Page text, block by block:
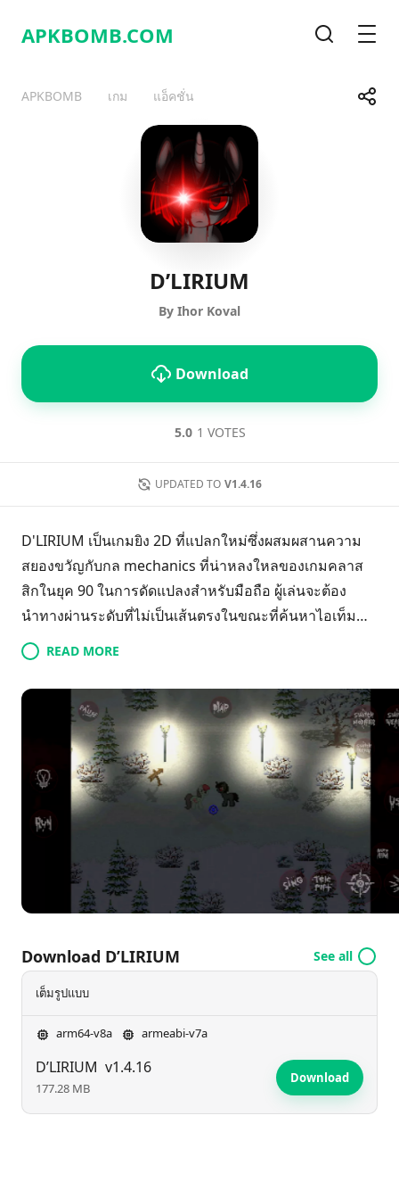
APKBOMB.COM
APKBOMB เกม แอ็คชั่น Share
TelegramFacebook
D’LIRIUM
By Ihor Koval
Download
5.0 1 VOTES
UPDATED TO V1.4.16
D'LIRIUM เป็นเกมยิง 2D ที่แปลกใหม่ซึ่งผสมผสานความ
สยองขวัญกับกล mechanics ที่น่าหลงใหลของเกมคลาส
สิกในยุค 90 ในการดัดแปลงสำหรับมือถือ ผู้เล่นจะต้อง
นำทางผ่านระดับที่ไม่เป็นเส้นตรงในขณะที่ค้นหาไอเท็ม
สำคัญทั้งหมดในบรรยากาศของเหตุการณ์ที่ไม่สบายใจ
เกมนี้โดดเด่นด้วยระบบควบคุมที่เป็นเอกลักษณ์และเกิด
เหตุการณ์ที่ไม่สามารถคาดเดาได้ สร้างประสบการณ์ที่
ดื่มด่ำและน่าตื่นเต้นที่จับภาพแก่นแท้ของความคิดถึงใน
ขณะที่นำเสนอความแปลกใหม่ในแนวเกมนี้
READ MORE
Download D’LIRIUM See all
เต็มรูปแบบ
arm64-v8a armeabi-v7a
D’LIRIUM v1.4.16
177.28 MB
Download